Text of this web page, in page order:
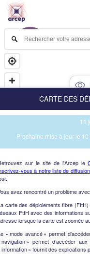
CARTE DES
11
Prochaine mise à jour le
sur le site de l'Arcep le
vous à notre liste de diffusion
avez rencontré un problème
carte des déploiements fibre
FttH avec des informations
lorsque la carte est zoomée
« mode avancé » permet
navigation » permet d’accéder
information » fournit des explications
NAV